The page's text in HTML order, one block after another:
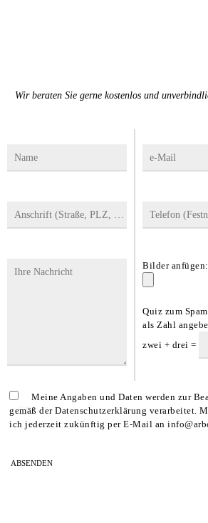
Wir beraten Sie gerne kostenlos und
Bilder anfügen:
Quiz zum
als Zahl
zwei + drei =
Meine Angaben und Daten werden zur
gemäß der Datenschutzerklärung verarbeitet.
ich jederzeit zukünftig per E-Mail an